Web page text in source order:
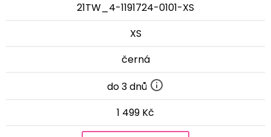
21TW_4-1191724-0101-XS
XS
černá
do 3 dnů
1 499 Kč